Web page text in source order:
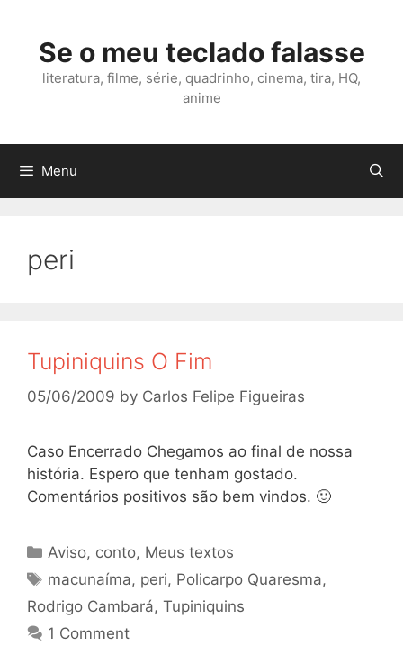
contentSe o meu teclado falasse
literatura, filme, série, quadrinho, cinema, tira, HQ,
anime
Menu
peri
Tupiniquins O Fim
05/06/2009 by Carlos Felipe Figueiras
Caso Encerrado Chegamos ao final de nossa
história. Espero que tenham gostado.
Comentários positivos são bem vindos. 🙂
Categories
Aviso, conto, Meus textos
Tags
macunaíma, peri, Policarpo Quaresma,
Rodrigo Cambará, Tupiniquins
1 Comment